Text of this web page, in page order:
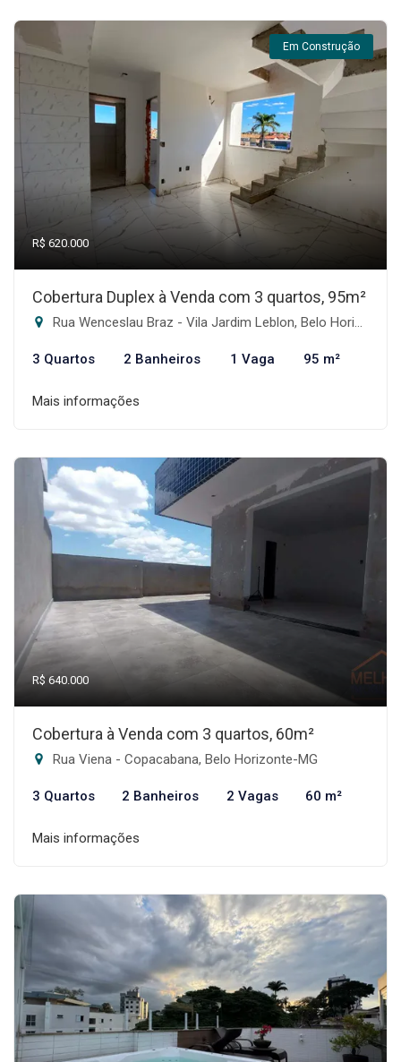
Em Construção
R$ 620.000
Cobertura Duplex à Venda com 3 quartos, 95m²
Rua Wenceslau Braz - Vila Jardim Leblon, Belo Horizonte-MG
3 Quartos 2 Banheiros 1 Vaga 95 m²
Mais informações
R$ 640.000
Cobertura à Venda com 3 quartos, 60m²
Rua Viena - Copacabana, Belo Horizonte-MG
3 Quartos 2 Banheiros 2 Vagas 60 m²
Mais informações